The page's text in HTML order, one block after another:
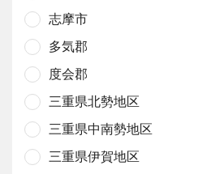
志摩市
多気郡
度会郡
三重県北勢地区
三重県中南勢地区
三重県伊賀地区